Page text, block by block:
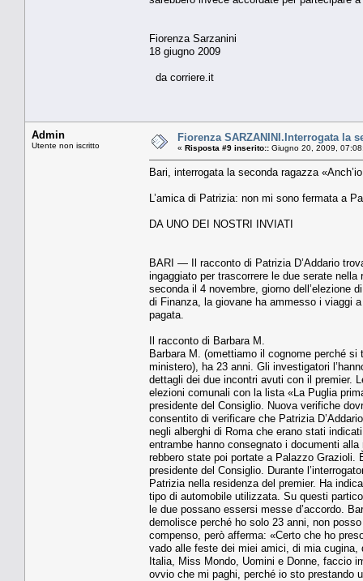
Fiorenza Sarzanini
18 giugno 2009
da corriere.it
Admin
Utente non iscritto
Fiorenza SARZANINI.Interrogata la
« Risposta #9 inserito:: Giugno 20, 2009,
Bari, interrogata la seconda ragazza
L’amica di Patrizia: non mi sono fermata a
DA UNO DEI NOSTRI INVIATI
BARI — Il racconto di Patri­zia D’Addario
ingaggiato per trascor­rere le due serate
seconda il 4 no­vembre, giorno dell’elezione
di Finan­za, la giovane ha ammesso i viaggi
paga­ta.
Il racconto di Barbara M.
Barbara M. (omettiamo il co­gnome perché
ministero), ha 23 anni. Gli investigatori
dettagli dei due incontri avuti con il premier.
elezioni comunali con la li­sta «La Puglia
presidente del Consi­glio. Nuova verifiche
consentito di verificare che Patrizia
negli alberghi di Roma che erano stati
entram­be hanno consegnato i docu­menti
rebbero state poi portate a Pa­lazzo Grazioli.
presidente del Con­siglio. Durante
Patrizia nella re­sidenza del premier. Ha
tipo di automobile utilizzata. Su que­sti
le due possano essersi mes­se d’accordo.
demolisce perché ho solo 23 anni, non
compenso, però afferma: «Certo che ho
vado alle feste dei miei amici, di mia
Italia, Miss Mon­do, Uomini e Donne, faccio
ovvio che mi paghi, perché io sto prestando